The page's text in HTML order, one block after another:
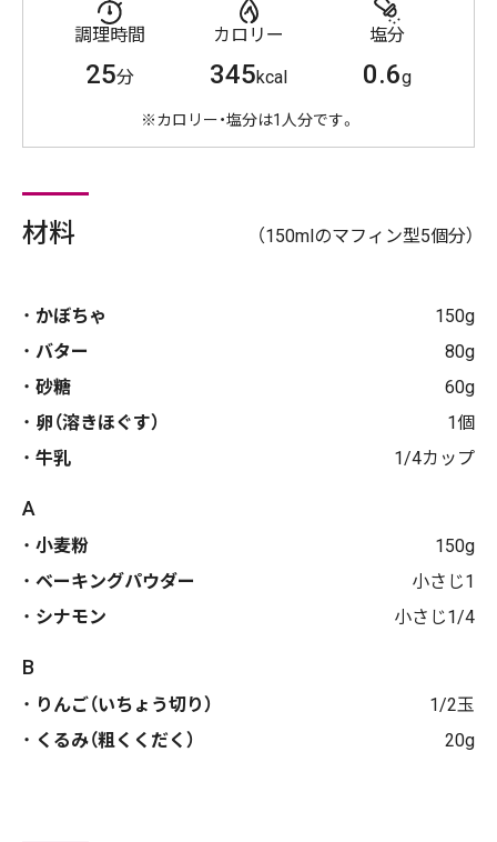
調理時間
25分
カロリー
345kcal
塩分
0.6g
※カロリー・塩分は1人分です。
材料 （150mlのマフィン型5個分）
かぼちゃ
150g
バター
80g
砂糖
60g
卵（溶きほぐす）
1個
牛乳
1/4カップ
A
小麦粉
150g
ベーキングパウダー
小さじ1
シナモン
小さじ1/4
B
りんご（いちょう切り）
1/2玉
くるみ（粗くくだく）
20g